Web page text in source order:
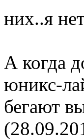
них..я
А когда
юникс-
бегают